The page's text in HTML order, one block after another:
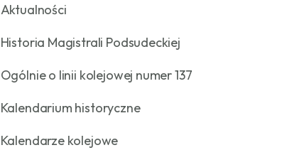
Aktualności
Historia Magistrali Podsudeckiej
Ogólnie o linii kolejowej numer 137
Kalendarium historyczne
Kalendarze kolejowe